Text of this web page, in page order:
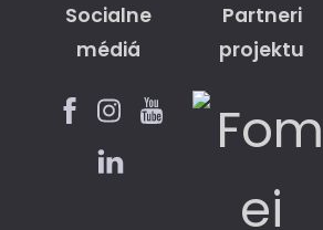
Socialne
médiá
Partneri
projektu